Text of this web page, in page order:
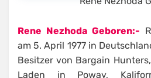
Rene Nezhoda Geboren:-
am 5. April 1977 in
Besitzer von Bargain
Laden in Poway,